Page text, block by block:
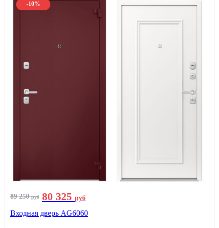
-10%
89 250руб 80 325 руб
Входная дверь AG6060